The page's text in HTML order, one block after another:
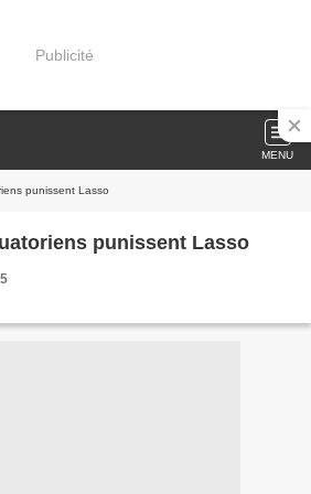
Publicité
MENU
punissent Lasso
punissent Lasso